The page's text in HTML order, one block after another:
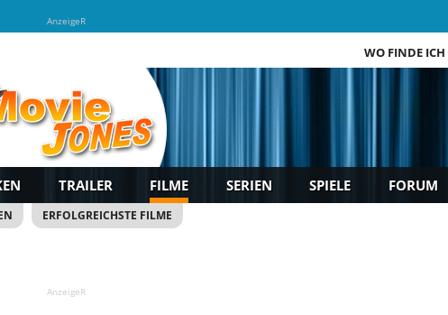
AnzeigeR
WO FINDE ICH
TRAILER FILME SERIEN SPIELE FORUM
ERFOLGREICHSTE FILME
AnzeigeR